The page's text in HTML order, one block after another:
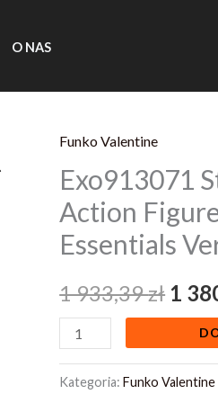
O NAS
Funko Valentine
Exo913071
Action
Essentials
1 933,39zł
cena
1
ilość
Exo913071
Star
Trek
The
Generation
Action
1
Kategoria:Funko Valentine